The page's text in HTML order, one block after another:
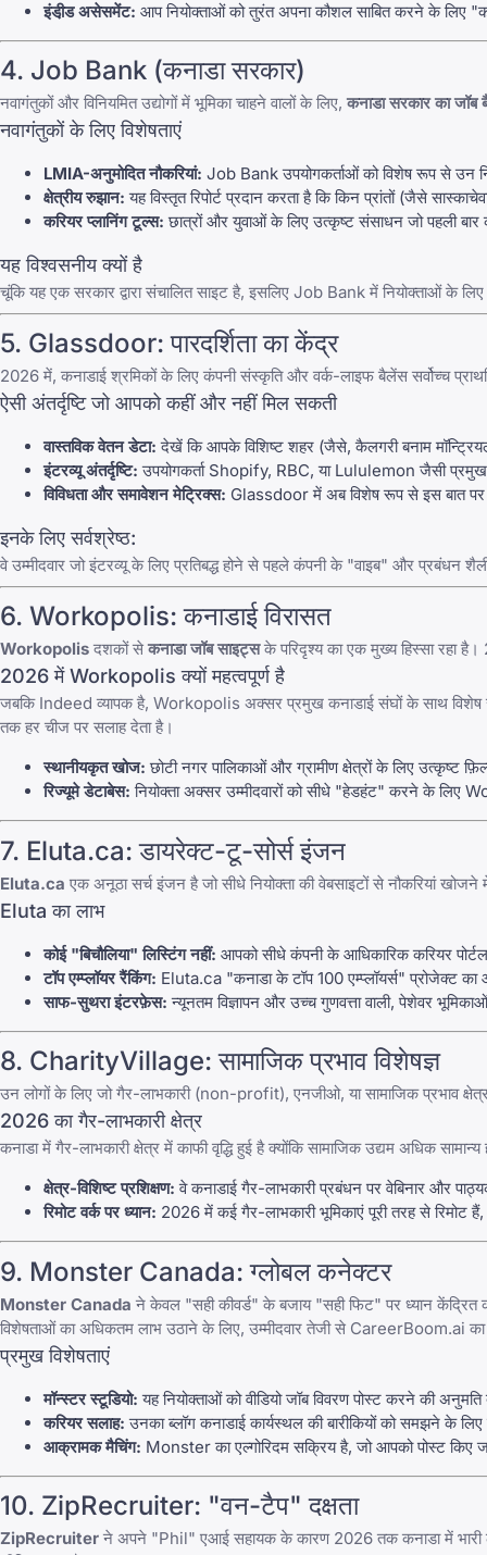
इंडी़ड असेसमेंट: आप नियोक्ताओं को तुरंत अपना कौशल साबित करने के लिए
4. Job Bank (कनाडा सरकार)
नवागंतुकों और विनियमित उद्योगों में भूमिका चाहने वालों के लिए, कनाडा सरकार का जॉब
नवागंतुकों के लिए विशेषताएं
LMIA-अनुमोदित नौकरियां: Job Bankउपयोगकर्ताओं को विशेष रूप से उन
क्षेत्रीय रुझान: यहविस्तृत रिपोर्ट प्रदान करता है कि किन प्रांतों(जैसे
करियर प्लानिंग टूल्स: छात्रों और युवाओं के लिए उत्कृष्ट संसाधन जोपहली
यह विश्वसनीय क्यों है
चूंकि यह एक सरकार द्वारा संचालित साइट है, इसलिए Job Bank में नियोक्ताओं के
5. Glassdoor: पारदर्शिता का केंद्र
2026 में, कनाडाई श्रमिकों के लिए कंपनी संस्कृति और वर्क-लाइफ बैलेंस सर्वोच्च
ऐसी अंतर्दृष्टि जो आपको कहीं और नहीं मिल सकती
वास्तविक वेतन डेटा: देखें कि आपके विशिष्ट शहर (जैसे, कैलगरी बनाम
इंटरव्यू अंतर्दृष्टि: उपयोगकर्ता Shopify, RBC, या Lululemon जैसी प्रमुख
विविधता और समावेशन मेट्रिक्स: Glassdoorमें अब विशेष रूप से इस बात पर
इनके लिए सर्वश्रेष्ठ:
वे उम्मीदवार जो इंटरव्यू के लिए प्रतिबद्ध होने से पहले कंपनी के "वाइब" और प्रबंधन
6. Workopolis: कनाडाई विरासत
Workopolis दशकों से कनाडा जॉब साइट्सके परिदृश्य का एक मुख्य हिस्सा रहा है।
2026 में Workopolis क्यों महत्वपूर्ण है
जबकि Indeed व्यापक है, Workopolis अक्सर प्रमुख कनाडाई संघों के साथ विशेष
तक हर चीज पर सलाह देता है।
स्थानीयकृत खोज: छोटी नगर पालिकाओं और ग्रामीण क्षेत्रों के लिए उत्कृष्ट
रिज्यूमे डेटाबेस: नियोक्ता अक्सर उम्मीदवारों को सीधे "हेडहंट" करने के लिए
7. Eluta.ca: डायरेक्ट-टू-सोर्स इंजन
Eluta.ca एक अनूठा सर्च इंजन है जो सीधे नियोक्ता की वेबसाइटों से नौकरियां
Eluta का लाभ
कोई "बिचौलिया" लिस्टिंग नहीं: आपको सीधे कंपनी के आधिकारिक करियर
टॉप एम्प्लॉयर रैंकिंग: Eluta.ca "कनाडा के टॉप 100 एम्प्लॉयर्स" प्रोजेक्ट
साफ-सुथरा इंटरफ़ेस: न्यूनतम विज्ञापन और उच्च गुणवत्ता वाली, पेशेवर
8. CharityVillage: सामाजिक प्रभाव विशेषज्ञ
उन लोगों के लिए जो गैर-लाभकारी (non-profit), एनजीओ, या सामाजिक प्रभाव
2026 का गैर-लाभकारी क्षेत्र
कनाडा में गैर-लाभकारी क्षेत्र में काफी वृद्धि हुई है क्योंकि सामाजिक उद्यम अधिक
क्षेत्र-विशिष्ट प्रशिक्षण: वे कनाडाई गैर-लाभकारी प्रबंधन पर वेबिनार और
रिमोट वर्क पर ध्यान: 2026 में कई गैर-लाभकारी भूमिकाएंपूरी तरह से रिमोट
9. Monster Canada: ग्लोबल कनेक्टर
Monster Canada ने केवल "सही कीवर्ड" के बजाय "सही फिट" पर ध्यान
विशेषताओं का अधिकतम लाभ उठाने के लिए, उम्मीदवार तेजी से CareerBoom.ai
प्रमुख विशेषताएं
मॉन्स्टर स्टूडियो: यह नियोक्ताओं को वीडियो जॉब विवरण पोस्ट करने की
करियर सलाह: उनका ब्लॉग कनाडाई कार्यस्थल की बारीकियों को समझने के
आक्रामक मैचिंग: Monsterका एल्गोरिदम सक्रिय है, जो आपको पोस्ट
10. ZipRecruiter: "वन-टैप" दक्षता
ZipRecruiter ने अपने "Phil" एआई सहायक के कारण 2026 तक कनाडा में भारी